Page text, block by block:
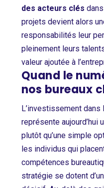
des acteurs clés
projets devient alors
responsabilités leur
pleinement leurs
valeur ajoutée à
Quand le
nos bureaux
L’investissement
représente
plutôt qu’une simple
les individus qui
compétences
stratégie se dotent